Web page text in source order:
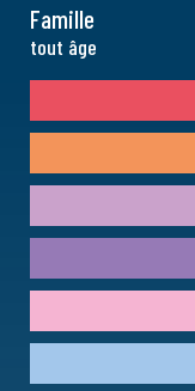
Famille
tout âge